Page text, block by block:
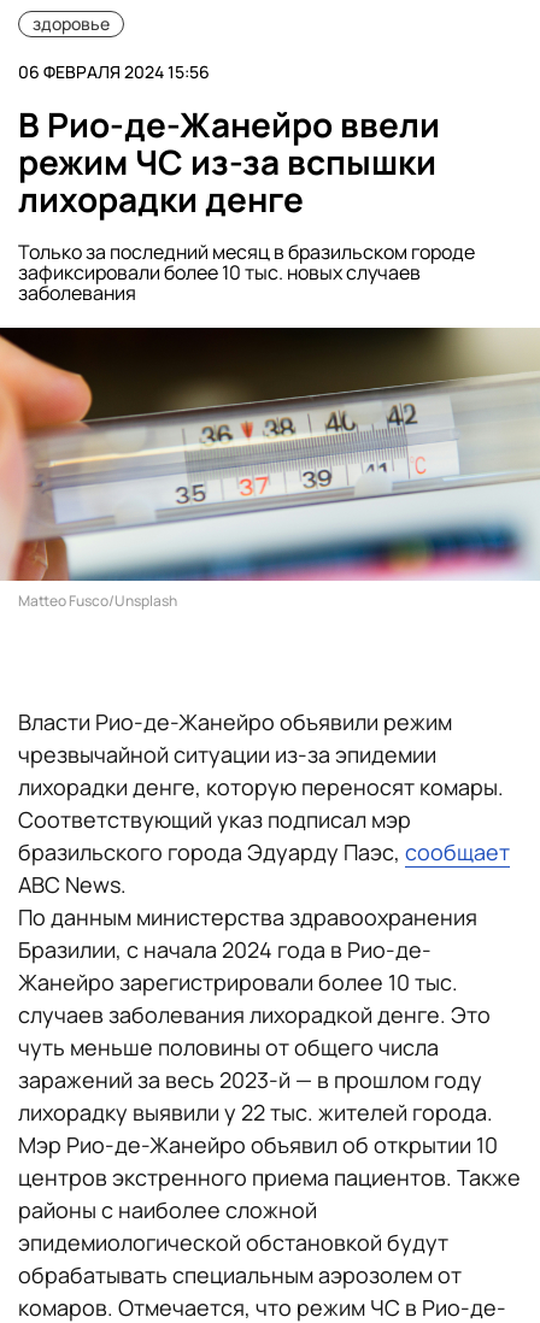
здоровье
06 ФЕВРАЛЯ 2024 15:56
В Рио-де-Жанейро ввели
режим ЧС из-за вспышки
лихорадки денге
Только за последний месяц в бразильском городе
зафиксировали более 10 тыс. новых случаев
заболевания
Matteo Fusco/Unsplash
Власти Рио-де-Жанейро объявили режим
чрезвычайной ситуации из-за эпидемии
лихорадки денге, которую переносят комары.
Соответствующий указ подписал мэр
бразильского города Эдуарду Паэс, сообщает
ABC News.
По данным министерства здравоохранения
Бразилии, с начала 2024 года в Рио-де-
Жанейро зарегистрировали более 10 тыс.
случаев заболевания лихорадкой денге. Это
чуть меньше половины от общего числа
заражений за весь 2023-й — в прошлом году
лихорадку выявили у 22 тыс. жителей города.
Мэр Рио-де-Жанейро объявил об открытии 10
центров экстренного приема пациентов. Также
районы с наиболее сложной
эпидемиологической обстановкой будут
обрабатывать специальным аэрозолем от
комаров. Отмечается, что режим ЧС в Рио-де-